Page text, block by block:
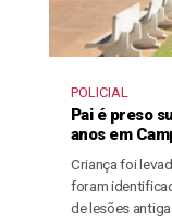
POLICIAL
Pai é preso
anos em
Criança foi
foram
de lesões